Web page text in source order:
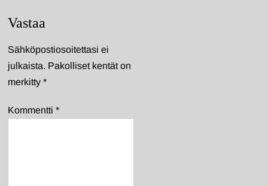
Vastaa
Sähköpostiosoitettasi ei
julkaista. Pakolliset kentät on
merkitty*
Kommentti*